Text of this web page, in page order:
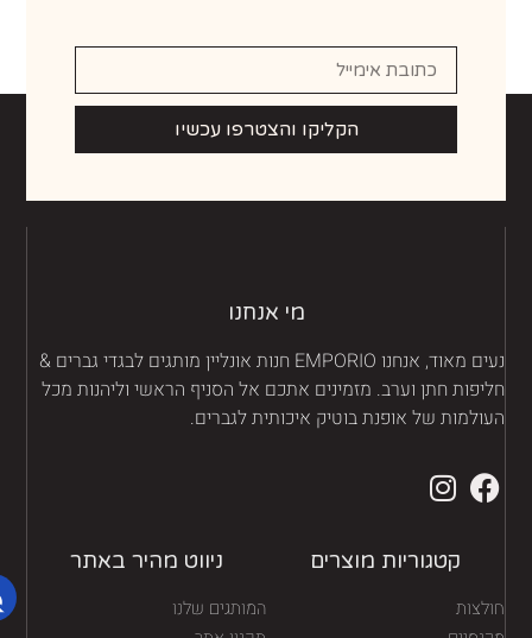
הקליקו והצטרפו עכשיו
מי אנחנו
נעים מאוד, אנחנו EMPORIO חנות אונליין מותגים לבגדי גברים &
חתן וערב. מזמינים אתכם אל הסניף הראשי וליהנות מכל
של אופנת בוטיק איכותית לגברים.
קטגוריות מוצרים
ניווט מהיר באתר
המותגים שלנו